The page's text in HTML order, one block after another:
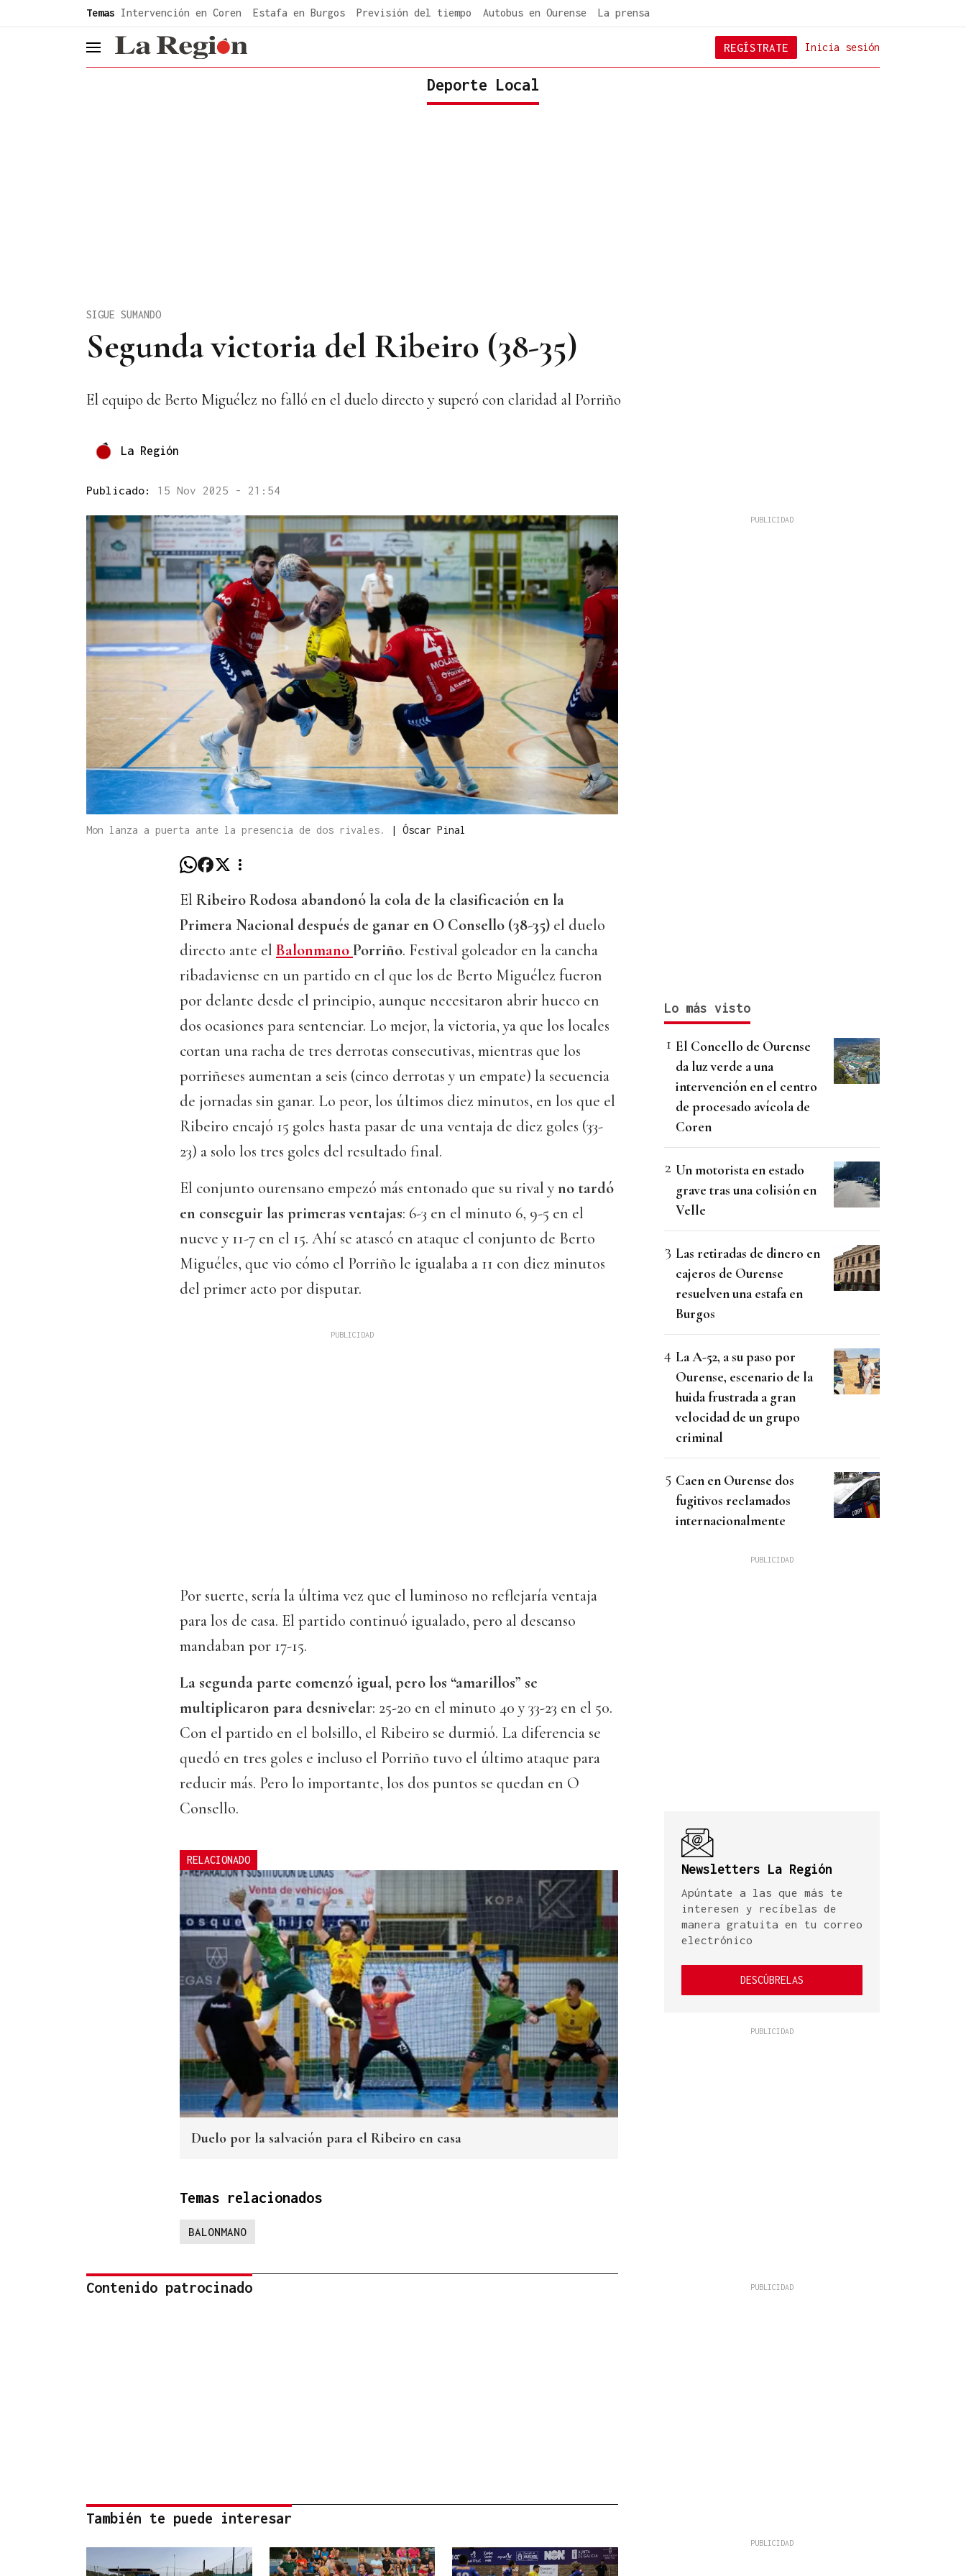
Temas Intervención en Coren Estafa en Burgos Previsión del tiempo Autobus en Ourense La prensa
header.menu.open Inicia sesión
REGÍSTRATE
Deporte Local
Segunda victoria del Ribeiro (38-35)
SIGUE SUMANDO
El equipo de Berto Miguélez no falló en el duelo directo y superó con claridad al Porriño
La Región
Publicado: 15 Nov 2025 - 21:54
Mon lanza a puerta ante la presencia de dos rivales. | Óscar Pinal
El Ribeiro Rodosa abandonó la cola de la clasificación en la
Primera Nacional después de ganar en O Consello (38-35) el duelo
directo ante el BalonmanoPorriño. Festival goleador en la cancha
ribadaviense en un partido en el que los de Berto Miguélez fueron
por delante desde el principio, aunque necesitaron abrir hueco en
dos ocasiones para sentenciar. Lo mejor, la victoria, ya que los locales
cortan una racha de tres derrotas consecutivas, mientras que los
porriñeses aumentan a seis (cinco derrotas y un empate) la secuencia
de jornadas sin ganar. Lo peor, los últimos diez minutos, en los que el
Ribeiro encajó 15 goles hasta pasar de una ventaja de diez goles (33-
23) a solo los tres goles del resultado final.
El conjunto ourensano empezó más entonado que su rival yno tardó
en conseguir las primeras ventajas: 6-3 en el minuto 6, 9-5 en el
nueve y 11-7 en el 15. Ahí se atascó en ataque el conjunto de Berto
Miguéles, que vio cómo el Porriño le igualaba a 11 con diez minutos
del primer acto por disputar.
Por suerte, sería la última vez que el luminoso no reflejaría ventaja
para los de casa. El partido continuó igualado, pero al descanso
mandaban por 17-15.
La segunda parte comenzó igual, pero los “amarillos” se
multiplicaron para desnivelar: 25-20 en el minuto 40 y 33-23 en el 50.
Con el partido en el bolsillo, el Ribeiro se durmió. La diferencia se
quedó en tres goles e incluso el Porriño tuvo el último ataque para
reducir más. Pero lo importante, los dos puntos se quedan en O
Consello.
RELACIONADO
Duelo por la salvación para el Ribeiro en casa
Temas relacionados
BALONMANO
Contenido patrocinado
También te puede interesar
Lo más visto
El Concello de Ourense
da luz verde a una
intervención en el centro
de procesado avícola de
Coren
Un motorista en estado
grave tras una colisión en
Velle
Las retiradas de dinero en
cajeros de Ourense
resuelven una estafa en
Burgos
La A-52, a su paso por
Ourense, escenario de la
huida frustrada a gran
velocidad de un grupo
criminal
Caen en Ourense dos
fugitivos reclamados
internacionalmente
Newsletters La Región
Apúntate a las que más te
interesen y recíbelas de
manera gratuita en tu correo
electrónico
DESCÚBRELAS